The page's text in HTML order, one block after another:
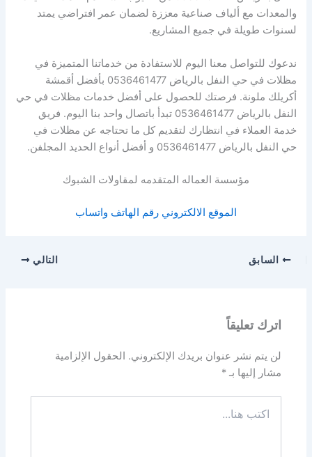
والمعدات مع ألياف صناعية معززة لضمان عمر افتراضي يمتد
لسنوات طويلة في جميع المشاريع.
ندعوك للتواصل معنا اليوم للاستفادة من خدماتنا المتميزة في
مظلات في حي النفل بالرياض 0536461477 بأفضل أقمشة
أكريلك ملونة. فرصتك للحصول على أفضل خدمات مظلات في حي
النفل بالرياض 0536461477 تبدأ باتصال واحد بنا اليوم. فريق
خدمة العملاء في انتظارك لتقديم كل ما تحتاجه عن مظلات في
حي النفل بالرياض 0536461477 و أفضل أنواع الحديد المجلفن.
مؤسسة العماله المتقدمه لمقاولات الشبوك
الموقع الالكتروني رقم الهاتف واتساب
السابق التالي
اترك تعليقاً
لن يتم نشر عنوان بريدك الإلكتروني. الحقول الإلزامية
مشار إليها بـ*
هنا...